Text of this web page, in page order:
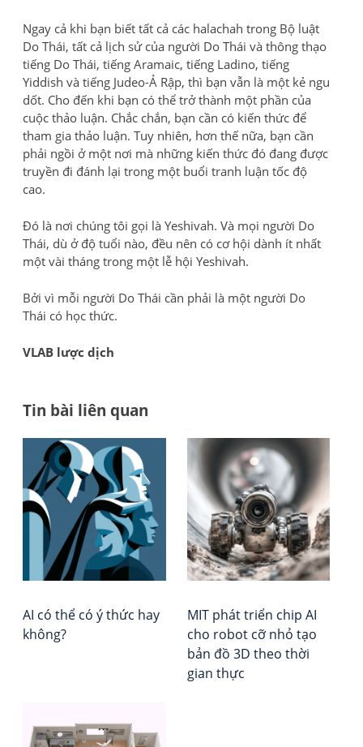
Ngay cả khi bạn biết tất cả các halachah trong Bộ luật
Do Thái, tất cả lịch sử của người Do Thái và thông thạo
tiếng Do Thái, tiếng Aramaic, tiếng Ladino, tiếng
Yiddish và tiếng Judeo-Ả Rập, thì bạn vẫn là một kẻ ngu
dốt. Cho đến khi bạn có thể trở thành một phần của
cuộc thảo luận. Chắc chắn, bạn cần có kiến ​​thức để
tham gia thảo luận. Tuy nhiên, hơn thế nữa, bạn cần
phải ngồi ở một nơi mà những kiến ​​thức đó đang được
truyền đi đánh lại trong một buổi tranh luận tốc độ
cao.
Đó là nơi chúng tôi gọi là Yeshivah. Và mọi người Do
Thái, dù ở độ tuổi nào, đều nên có cơ hội dành ít nhất
một vài tháng trong một lễ hội Yeshivah.
Bởi vì mỗi người Do Thái cần phải là một người Do
Thái có học thức.
VLAB lược dịch
Tin bài liên quan
AI có thể có ý thức hay
không?
MIT phát triển chip AI
cho robot cỡ nhỏ tạo
bản đồ 3D theo thời
gian thực